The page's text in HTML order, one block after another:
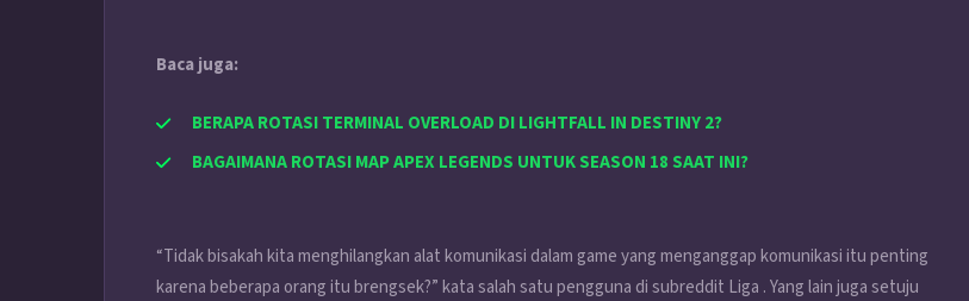
Baca juga:
BERAPA ROTASI TERMINAL OVERLOAD DI LIGHTFALL IN DESTINY 2?
BAGAIMANA ROTASI MAP APEX LEGENDS UNTUK SEASON 18 SAAT INI?
“Tidak bisakah kita menghilangkan alat komunikasi dalam game yang menganggap komunikasi itu penting
karena beberapa orang itu brengsek?” kata salah satu pengguna di subreddit Liga . Yang lain juga setuju